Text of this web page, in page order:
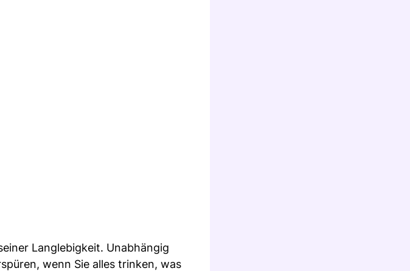
Langlebigkeit. Unabhängig
wenn Sie alles trinken, was